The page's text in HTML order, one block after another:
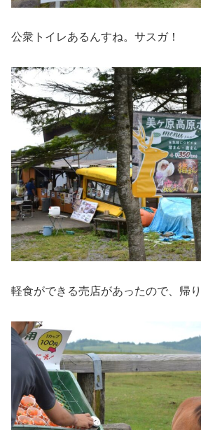
公衆トイレあるんすね。サスガ！
軽食ができる売店があったので、帰